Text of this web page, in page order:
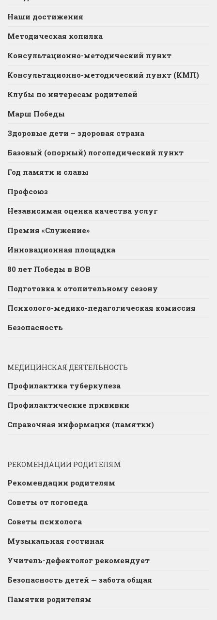
Наши достижения
Методическая копилка
Консультационно-методический пункт
Консультационно-методический пункт (КМП)
Клубы по интересам родителей
Марш Победы
Здоровые дети – здоровая страна
Базовый (опорный) логопедический пункт
Год памяти и славы
Профсоюз
Независимая оценка качества услуг
Премия «Служение»
Инновационная площадка
80 лет Победы в ВОВ
Подготовка к отопительному сезону
Психолого-медико-педагогическая комиссия
Безопасность
МЕДИЦИНСКАЯ ДЕЯТЕЛЬНОСТЬ
Профилактика туберкулеза
Профилактические прививки
Справочная информация (памятки)
РЕКОМЕНДАЦИИ РОДИТЕЛЯМ
Рекомендации родителям
Советы от логопеда
Советы психолога
Музыкальная гостиная
Учитель-дефектолог рекомендует
Безопасность детей — забота общая
Памятки родителям